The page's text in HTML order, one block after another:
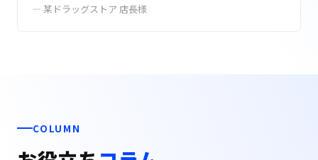
— 某ドラッグストア 店長様
COLUMN